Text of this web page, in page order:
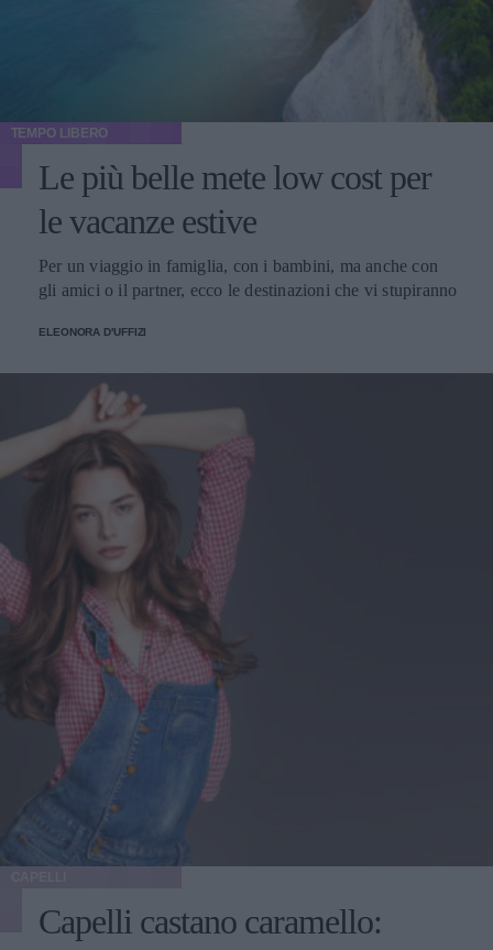
TEMPO LIBERO
Le più belle mete low cost per
le vacanze estive
Per un viaggio in famiglia, con i bambini, ma anche con
gli amici o il partner, ecco le destinazioni che vi stupiranno
ELEONORA D'UFFIZI
Capelli castano caramello: